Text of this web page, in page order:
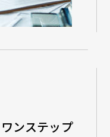
ワンステップ